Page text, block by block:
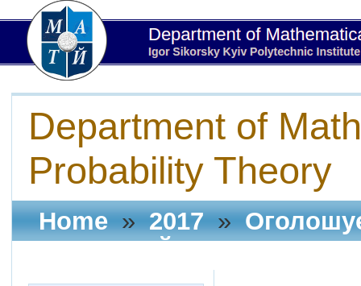
Department of
Probability Theory
Home » 2017 »
"МОЛОДИЙ ВИКЛАДАЧ-